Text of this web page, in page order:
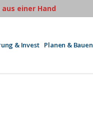
einer Hand
& Invest Planen & Bauen